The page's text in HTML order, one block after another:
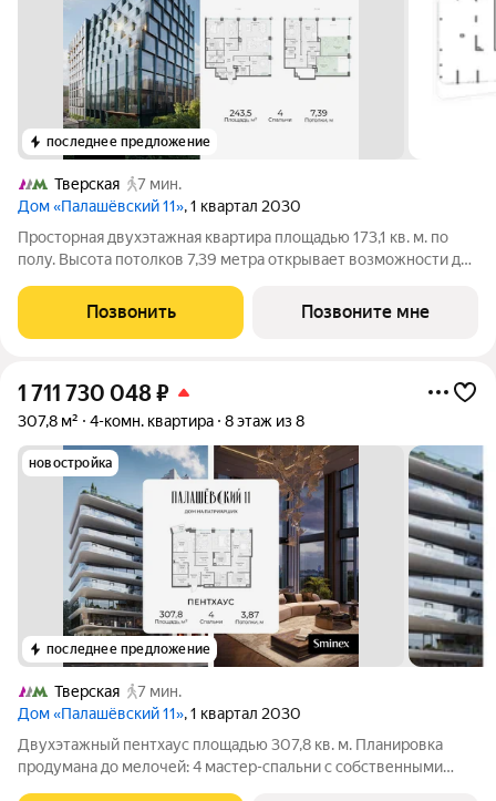
последнее предложение
Тверская
7 мин.
Дом «Палашёвский 11», 1 квартал 2030
Просторная двухэтажная квартира площадью 173,1 кв. м. по
полу. Высота потолков 7,39 метра открывает возможности для
пространство ощущением масштаба и придавая ему
выразительный характер.
Позвонить Позвоните мне
1 711 730 048₽
307,8 м² 4-комн. квартира 8 этаж из 8
новостройка
последнее предложение
Тверская
7 мин.
Дом «Палашёвский 11», 1 квартал 2030
Двухэтажный пентхаус площадью 307,8 кв. м. Планировка
продумана до мелочей: 4 мастер-спальни с собственными